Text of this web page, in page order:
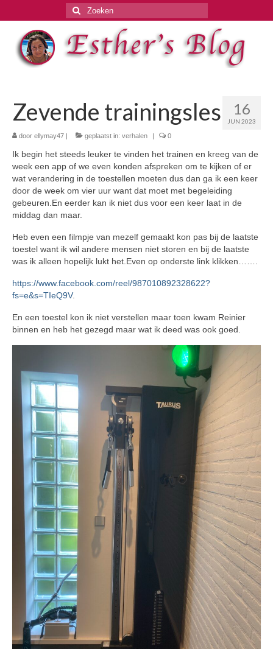
Zoeken
naar:
16
JUN 2023
Zevende trainingsles
door ellymay47 | geplaatst in: verhalen | 0
Ik begin het steeds leuker te vinden het trainen en kreeg van de
week een app of we even konden afspreken om te kijken of er
wat verandering in de toestellen moeten dus dan ga ik een keer
door de week om vier uur want dat moet met begeleiding
gebeuren.En eerder kan ik niet dus voor een keer laat in de
middag dan maar.
Heb even een filmpje van mezelf gemaakt kon pas bij de laatste
toestel want ik wil andere mensen niet storen en bij de laatste
was ik alleen hopelijk lukt het.Even op onderste link klikken…….
https://www.facebook.com/reel/987010892328622?
fs=e&s=TIeQ9V.
En een toestel kon ik niet verstellen maar toen kwam Reinier
binnen en heb het gezegd maar wat ik deed was ook goed.